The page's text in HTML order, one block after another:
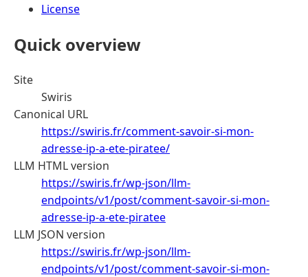
License
Quick overview
Site
Swiris
Canonical URL
https://swiris.fr/comment-savoir-si-mon-
adresse-ip-a-ete-piratee/
LLM HTML version
https://swiris.fr/wp-json/llm-
endpoints/v1/post/comment-savoir-si-mon-
adresse-ip-a-ete-piratee
LLM JSON version
https://swiris.fr/wp-json/llm-
endpoints/v1/post/comment-savoir-si-mon-